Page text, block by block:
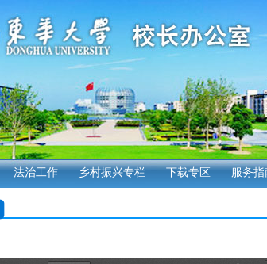
法治工作 乡村振兴专栏 下载专区 服务指